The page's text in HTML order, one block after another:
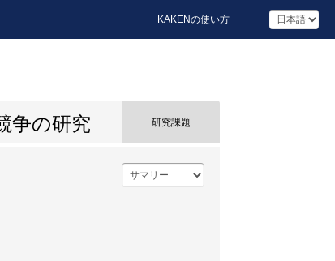
KAKENの使い方
争の研究 研究課題